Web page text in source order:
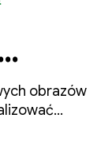
obrazów
ich